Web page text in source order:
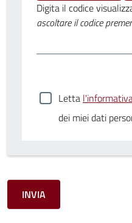
Digita il codice
ascoltare il codice
Letta
dei miei dati